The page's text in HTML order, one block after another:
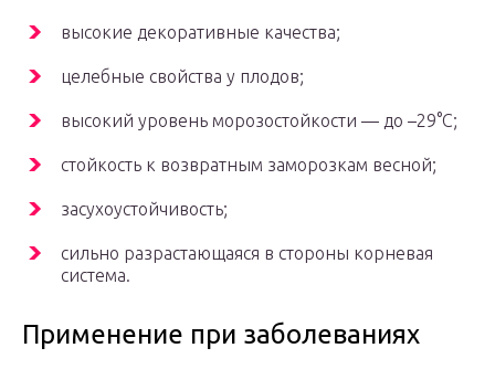
высокие декоративные качества;
целебные свойства у плодов;
высокий уровень морозостойкости — до –29°С;
стойкость к возвратным заморозкам весной;
засухоустойчивость;
сильно разрастающаяся в стороны корневая
система.
Применение при заболеваниях